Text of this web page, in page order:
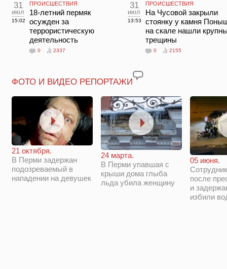
31
июл
15:02
ПРОИСШЕСТВИЯ
18-летний пермяк
осужден за
террористическую
деятельность
0 2337
31
июл
13:53
ПРОИСШЕСТВИЯ
На Чусовой закрыли
стоянку у камня
на скале нашли
трещины
0 2155
ФОТО И ВИДЕО РЕПОРТАЖИ
21 октября.
В Перми задержан
подозреваемый в
нападении на девушек
24 марта.
В Перми упавшая с
крыши дома глыба
льда убила женщину
05 июня.
после
и
избили